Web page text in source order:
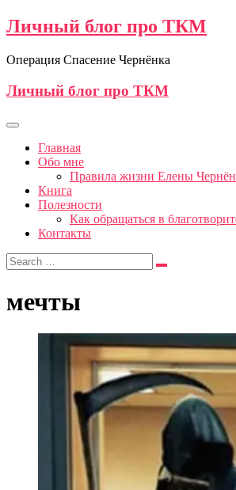
Личный блог про ТКМ
Операция Спасение Чернёнка
Личный блог про ТКМ
Главная
Обо мне
Правила жизни Елены
Книга
Полезности
Как обращаться в
Контакты
мечты